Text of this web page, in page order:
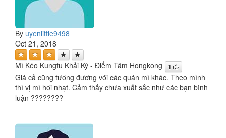
By uyenlittle9498
Oct 21, 2018
Mì Kéo Kungfu Khải Ký - Điểm Tâm Hongkong 1
Giá cả cũng tương đương với các quán mì khác. Theo mình
thì vị mì hơi nhạt. Cảm thấy chưa xuất sắc như các bạn bình
luận ????????